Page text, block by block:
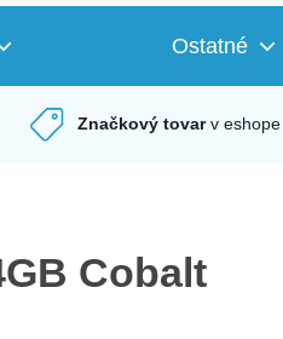
Ostatné
Značkový tovar v eshope
Cobalt